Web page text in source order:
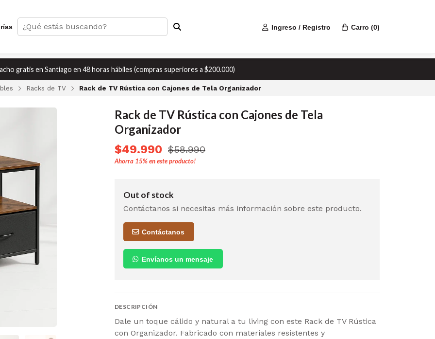
Ingreso / Registro Carro (0)
gratis en Santiago en 48 horas hábiles (compras superiores a $200.000)
Racks de TV Rack de TV Rústica con Cajones de Tela Organizador
Rack de TV Rústica con Cajones de Tela
Organizador
$49.990 $58.990
Ahorra 15%en este producto!
Out of stock
Contáctanos si necesitas más información sobre este producto.
Contáctanos
Envíanos un mensaje
DESCRIPCIÓN
Dale un toque cálido y natural a tu living con este Rack de TV Rústica
con Organizador. Fabricado con materiales resistentes y